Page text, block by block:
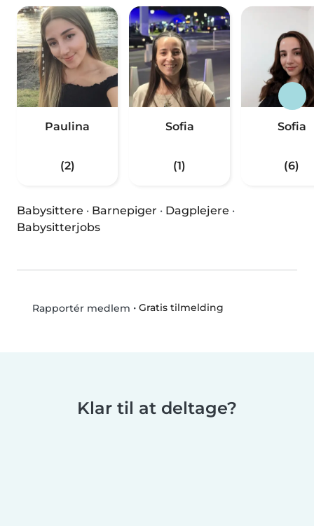
Paulina
(2)
Sofia
(1)
Sofia
(6)
Babysittere · Barnepiger · Dagplejere ·
Babysitterjobs
Rapportér medlem • Gratis tilmelding
Klar til at deltage?